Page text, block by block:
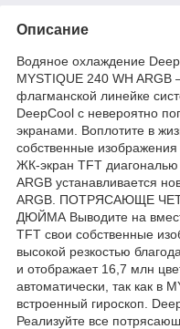
Описание
Водяное охлаждение
MYSTIQUE 240 WH ARGB
флагманской линейке
DeepCool с невероятно
экранами. Воплотите в
собственные
ЖК-экран TFT
ARGB устанавливается
ARGB. ПОТРЯСАЮЩЕ
ДЮЙМА Выводите на
TFT свои собственные
высокой резкостью
и отображает 16,7 млн
автоматически, так как в
встроенный гироскоп.
Реализуйте все